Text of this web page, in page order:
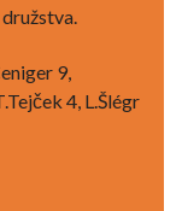
9,
4, L.Šlégr